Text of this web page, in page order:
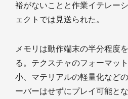
裕がないことと作業イテレー
ェクトでは見送られた。
メモリは動作端末の半分程度
る。テクスチャのフォーマッ
小、マテリアルの軽量化など
ーバーはせずにプレイ可能とな